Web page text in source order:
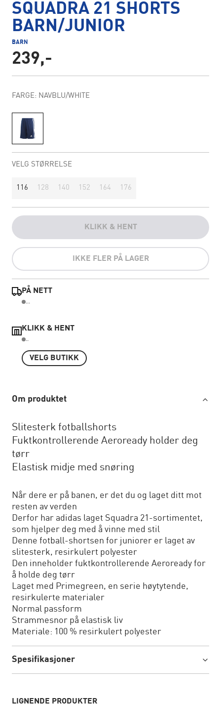
SQUADRA 21 SHORTS
BARN/JUNIOR
BARN
239,-
FARGE: NAVBLU/WHITE
VELG STØRRELSE
116 128 140 152 164 176
KLIKK & HENT
IKKE FLER PÅ LAGER
PÅ NETT
...
KLIKK & HENT
..
VELG BUTIKK
Om produktet
Slitesterk fotballshorts
Fuktkontrollerende Aeroready holder deg
tørr
Elastisk midje med snøring
Når dere er på banen, er det du og laget ditt mot
resten av verden
Derfor har adidas laget Squadra 21-sortimentet,
som hjelper deg med å vinne med stil
Denne fotball-shortsen for juniorer er laget av
slitesterk, resirkulert polyester
Den inneholder fuktkontrollerende Aeroready for
å holde deg tørr
Laget med Primegreen, en serie høytytende,
resirkulerte materialer
Normal passform
Strammesnor på elastisk liv
Materiale: 100 % resirkulert polyester
Spesifikasjoner
LIGNENDE PRODUKTER